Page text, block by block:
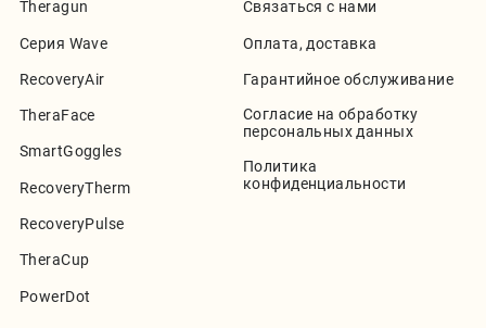
Theragun
Серия Wave
RecoveryAir
TheraFace
SmartGoggles
RecoveryTherm
RecoveryPulse
TheraCup
PowerDot
Связаться с нами
Оплата, доставка
Гарантийное обслуживание
Согласие на обработку
персональных данных
Политика
конфиденциальности